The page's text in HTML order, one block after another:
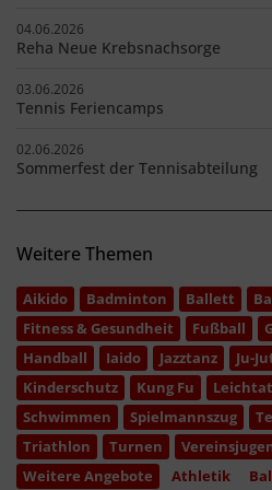
04.06.2026
Reha Neue Krebsnachsorge
03.06.2026
Tennis Feriencamps
02.06.2026
Sommerfest der Tennisabteilung
Weitere Themen
Aikido Badminton Ballett
Fitness & Gesundheit
Fußball
Handball
Iaido Jazztanz Ju-
Kinderschutz
Kung Fu
Schwimmen
Spielmannszug
Triathlon
Turnen
Weitere Angebote
Athletik